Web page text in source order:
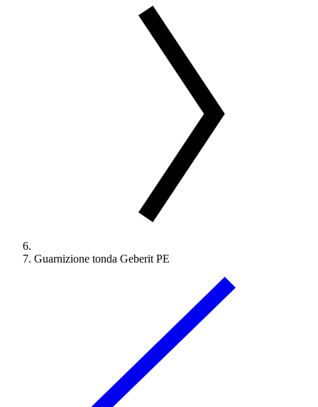
Guarnizione tonda Geberit PE